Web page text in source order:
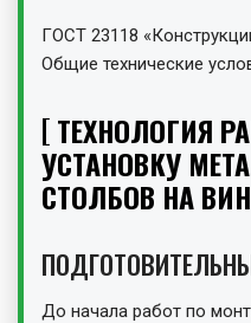
ГОСТ 23118
Общие технические
ТЕХНОЛОГИЯ
УСТАНОВКУ
СТОЛБОВ НА
До начала работ по